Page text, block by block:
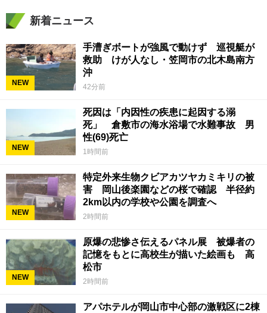
新着ニュース
NEW
手漕ぎボートが強風で動けず 巡視艇が
救助 けが人なし・笠岡市の北木島南方
沖
42分前
NEW
死因は「内因性の疾患に起因する溺
死」 倉敷市の海水浴場で水難事故 男
性(69)死亡
1時間前
NEW
特定外来生物クビアカツヤカミキリの被
害 岡山後楽園などの桜で確認 半径約
2km以内の学校や公園を調査へ
2時間前
NEW
原爆の悲惨さ伝えるパネル展 被爆者の
記憶をもとに高校生が描いた絵画も 高
松市
2時間前
アパホテルが岡山市中心部の激戦区に2棟